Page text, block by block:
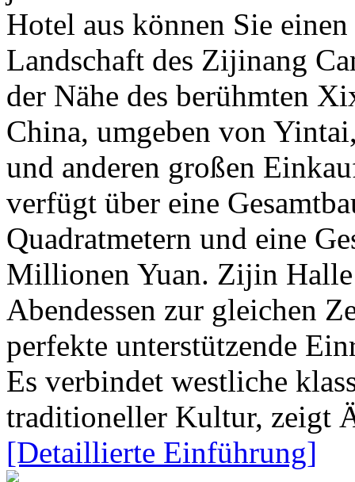
Hotel aus können Sie
Landschaft des Zijinang
der Nähe des berühmten
China, umgeben von
und anderen großen
verfügt über eine
Quadratmetern und eine
Millionen Yuan. Zijin
Abendessen zur gleichen
perfekte unterstützende
Es verbindet westliche
traditioneller Kultur, zeigt
[Detaillierte Einführung]